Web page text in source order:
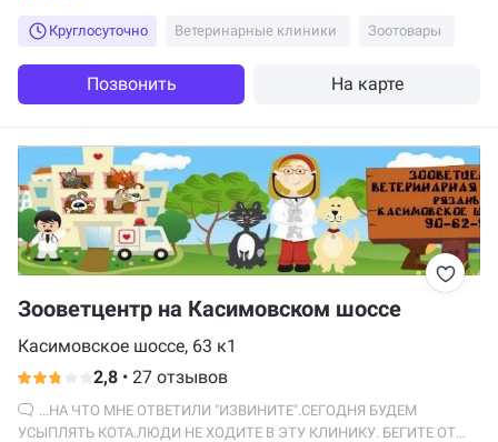
Круглосуточно Ветеринарные клиники Зоотовары
Позвонить На карте
Зооветцентр на Касимовском шоссе
Касимовское шоссе, 63 к1
2,8 • 27 отзывов
УСЫПЛЯТЬ КОТА.ЛЮДИ НЕ ХОДИТЕ В ЭТУ КЛИНИКУ. БЕГИТЕ ОТ